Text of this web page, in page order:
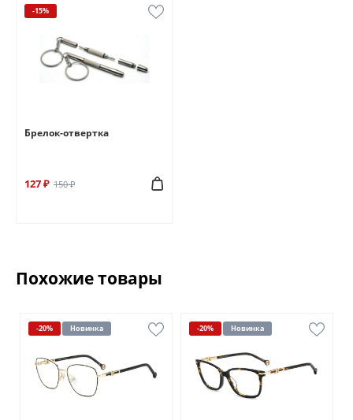
-15%
Брелок-отвертка
127 ₽ 150 ₽
Похожие товары
-20% Новинка -20% Новинка